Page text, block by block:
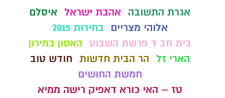
אגרת התשובה אהבת ישראל
איסלם
אלוהי מצריים
בחירות 2015
בית חב ד פרשת השבוע האסון במירון
הארי זל
הר הבית חדשות חודש טוב
חמשת החושים
טז – האי כורא דאפיק רישה ממיא